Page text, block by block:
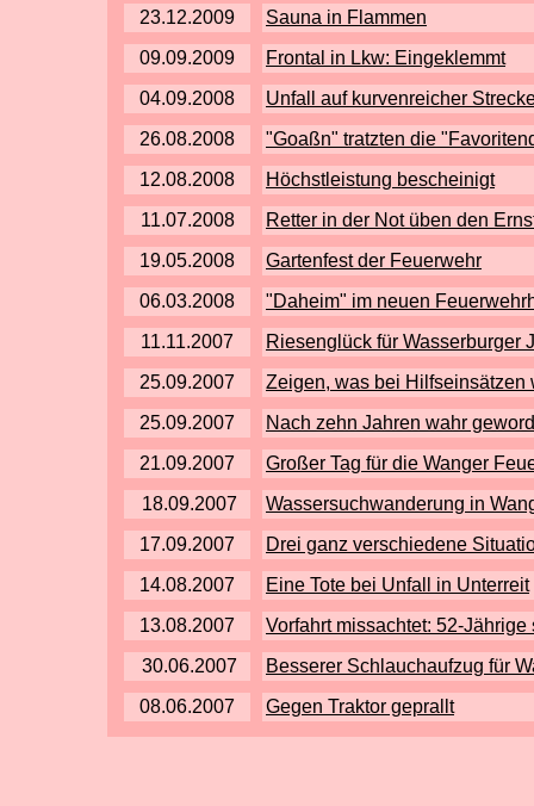
23.12.2009
Sauna in Flammen
09.09.2009
Frontal in Lkw: Eingeklemmt
04.09.2008
Unfall auf kurvenreicher
26.08.2008
"Goaßn" tratzten die
12.08.2008
Höchstleistung bescheinigt
11.07.2008
Retter in der Not üben den
19.05.2008
Gartenfest der Feuerwehr
06.03.2008
"Daheim" im neuen
11.11.2007
Riesenglück für Wasserburger
25.09.2007
Zeigen, was bei Hilfseinsätzen
25.09.2007
Nach zehn Jahren wahr
21.09.2007
Großer Tag für die Wanger
18.09.2007
Wassersuchwanderung in
17.09.2007
Drei ganz verschiedene
14.08.2007
Eine Tote bei Unfall in Unterreit
13.08.2007
Vorfahrt missachtet: 52-
30.06.2007
Besserer Schlauchaufzug für
08.06.2007
Gegen Traktor geprallt